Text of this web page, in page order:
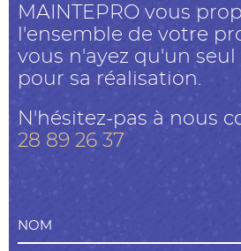
MAINTEPRO vous
l'ensemble de votre
vous n'ayez qu'un
pour sa réalisation.
N'hésitez-pas à nous
28 89 26 37
NOM